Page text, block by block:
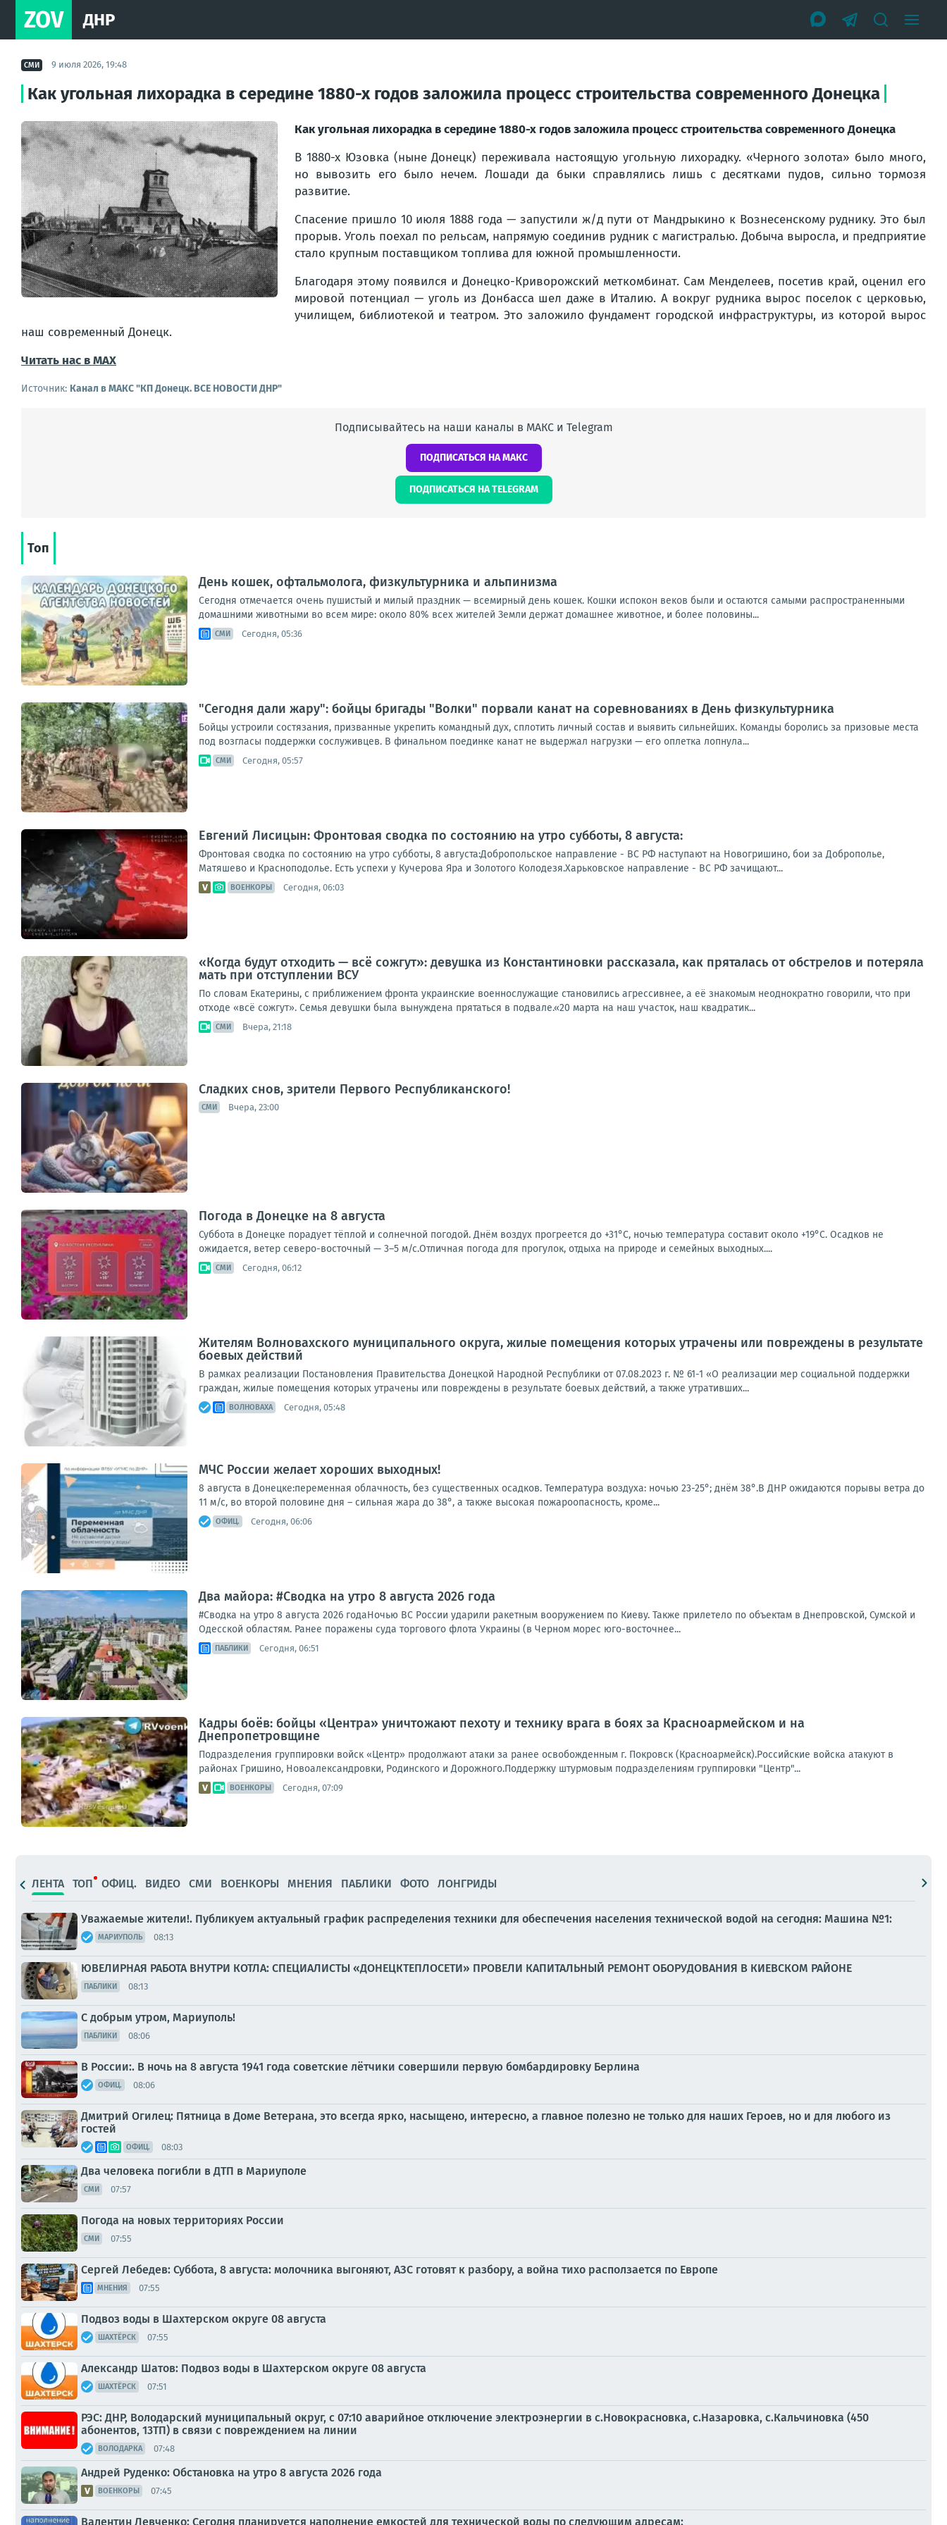
ZOV ДНР
СМИ 9 июля 2026, 19:48
Как угольная лихорадка в середине 1880-х годов заложила процесс строительства современного Донецка
Как угольная лихорадка в середине 1880-х годов заложила процесс строительства современного Донецка
В 1880-х Юзовка (ныне Донецк) переживала настоящую угольную лихорадку. «Черного золота» было много,
но вывозить его было нечем. Лошади да быки справлялись лишь с десятками пудов, сильно тормозя
развитие.
Спасение пришло 10 июля 1888 года — запустили ж/д пути от Мандрыкино к Вознесенскому руднику. Это был
прорыв. Уголь поехал по рельсам, напрямую соединив рудник с магистралью. Добыча выросла, и предприятие
стало крупным поставщиком топлива для южной промышленности.
Благодаря этому появился и Донецко-Криворожский меткомбинат. Сам Менделеев, посетив край, оценил его
мировой потенциал — уголь из Донбасса шел даже в Италию. А вокруг рудника вырос поселок с церковью,
училищем, библиотекой и театром. Это заложило фундамент городской инфраструктуры, из которой вырос
наш современный Донецк.
Читать нас в МАХ
Источник: Канал в МАКС "КП Донeцк. ВСЕ НОВОСТИ ДНР"
Подписывайтесь на наши каналы в МАКС и Telegram
ПОДПИСАТЬСЯ НА МАКС
ПОДПИСАТЬСЯ НА TELEGRAM
Топ
День кошек, офтальмолога, физкультурника и альпинизма
Сегодня отмечается очень пушистый и милый праздник — всемирный день кошек. Кошки испокон веков были и остаются самыми распространенными
домашними животными во всем мире: около 80% всех жителей Земли держат домашнее животное, и более половины...
СМИ Сегодня, 05:36
"Сегодня дали жару": бойцы бригады "Волки" порвали канат на соревнованиях в День физкультурника
Бойцы устроили состязания, призванные укрепить командный дух, сплотить личный состав и выявить сильнейших. Команды боролись за призовые места
под возгласы поддержки сослуживцев. В финальном поединке канат не выдержал нагрузки — его оплетка лопнула...
СМИ Сегодня, 05:57
Евгений Лисицын: Фронтовая сводка по состоянию на утро субботы, 8 августа:
Фронтовая сводка по состоянию на утро субботы, 8 августа:Добропольское направление - ВС РФ наступают на Новогришино, бои за Доброполье,
Матяшево и Красноподолье. Есть успехи у Кучерова Яра и Золотого Колодезя.Харьковское направление - ВС РФ зачищают...
ВОЕНКОРЫ Сегодня, 06:03
«Когда будут отходить — всё сожгут»: девушка из Константиновки рассказала, как пряталась от обстрелов и потеряла
мать при отступлении ВСУ
По словам Екатерины, с приближением фронта украинские военнослужащие становились агрессивнее, а её знакомым неоднократно говорили, что при
отходе «всё сожгут». Семья девушки была вынуждена прятаться в подвале.«20 марта на наш участок, наш квадратик...
СМИ Вчера, 21:18
Сладких снов, зрители Первого Республиканского!
СМИ Вчера, 23:00
Погода в Донецке на 8 августа
Суббота в Донецке порадует тёплой и солнечной погодой. Днём воздух прогреется до +31°C, ночью температура составит около +19°C. Осадков не
ожидается, ветер северо-восточный — 3–5 м/с.Отличная погода для прогулок, отдыха на природе и семейных выходных....
СМИ Сегодня, 06:12
Жителям Волновахского муниципального округа, жилые помещения которых утрачены или повреждены в результате
боевых действий
В рамках реализации Постановления Правительства Донецкой Народной Республики от 07.08.2023 г. № 61-1 «О реализации мер социальной поддержки
граждан, жилые помещения которых утрачены или повреждены в результате боевых действий, а также утративших...
ВОЛНОВАХА Сегодня, 05:48
МЧС России желает хороших выходных!
8 августа в Донецке:переменная облачность, без существенных осадков. Температура воздуха: ночью 23-25°; днём 38°.В ДНР ожидаются порывы ветра до
11 м/с, во второй половине дня – сильная жара до 38°, а также высокая пожароопасность, кроме...
ОФИЦ. Сегодня, 06:06
Два майора: #Сводка на утро 8 августа 2026 года
#Сводка на утро 8 августа 2026 годаНочью ВС России ударили ракетным вооружением по Киеву. Также прилетело по объектам в Днепровской, Сумской и
Одесской областям. Ранее поражены суда торгового флота Украины (в Черном морес юго-восточнее...
ПАБЛИКИ Сегодня, 06:51
Кадры боёв: бойцы «Центра» уничтожают пехоту и технику врага в боях за Красноармейском и на
Днепропетровщине
Подразделения группировки войск «Центр» продолжают атаки за ранее освобожденным г. Покровск (Красноармейск).Российские войска атакуют в
районах Гришино, Новоалександровки, Родинского и Дорожного.Поддержку штурмовым подразделениям группировки "Центр"...
ВОЕНКОРЫ Сегодня, 07:09
ЛЕНТА ТОП ОФИЦ. ВИДЕО СМИ ВОЕНКОРЫ МНЕНИЯ ПАБЛИКИ ФОТО ЛОНГРИДЫ
Уважаемые жители!. Публикуем актуальный график распределения техники для обеспечения населения технической водой на сегодня: Машина №1:
МАРИУПОЛЬ 08:13
ЮВЕЛИРНАЯ РАБОТА ВНУТРИ КОТЛА: СПЕЦИАЛИСТЫ «ДОНЕЦКТЕПЛОСЕТИ» ПРОВЕЛИ КАПИТАЛЬНЫЙ РЕМОНТ ОБОРУДОВАНИЯ В КИЕВСКОМ РАЙОНЕ
ПАБЛИКИ 08:13
С добрым утром, Мариуполь!
ПАБЛИКИ 08:06
В России:. В ночь на 8 августа 1941 года советские лётчики совершили первую бомбардировку Берлина
ОФИЦ. 08:06
Дмитрий Огилец: Пятница в Доме Ветерана, это всегда ярко, насыщено, интересно, а главное полезно не только для наших Героев, но и для любого из
гостей
ОФИЦ. 08:03
Два человека погибли в ДТП в Мариуполе
СМИ 07:57
Погода на новых территориях России
СМИ 07:55
Сергей Лебедев: Суббота, 8 августа: молочника выгоняют, АЗС готовят к разбору, а война тихо расползается по Европе
МНЕНИЯ 07:55
Подвоз воды в Шахтерском округе 08 августа
ШАХТЁРСК 07:55
Александр Шатов: Подвоз воды в Шахтерском округе 08 августа
ШАХТЁРСК 07:51
РЭС: ДНР, Володарский муниципальный округ, с 07:10 аварийное отключение электроэнергии в с.Новокрасновка, с.Назаровка, с.Кальчиновка (450
абонентов, 13ТП) в связи с повреждением на линии
ВОЛОДАРКА 07:48
Андрей Руденко: Обстановка на утро 8 августа 2026 года
ВОЕНКОРЫ 07:45
Валентин Левченко: Сегодня планируется наполнение емкостей для технической воды по следующим адресам: